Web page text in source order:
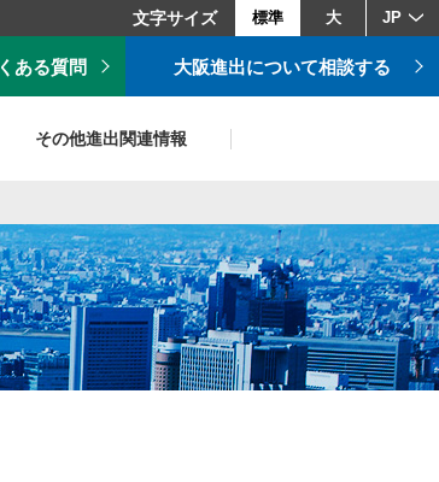
文字サイズ 標準 大 JP
ある質問 大阪進出について相談する
その他進出関連情報